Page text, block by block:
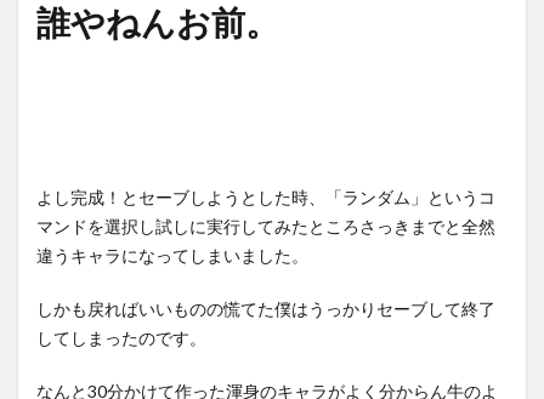
誰やねんお前。
よし完成！とセーブしようとした時、「ランダム」というコ
マンドを選択し試しに実行してみたところさっきまでと全然
違うキャラになってしまいました。
しかも戻ればいいものの慌てた僕はうっかりセーブして終了
してしまったのです。
なんと30分かけて作った渾身のキャラがよく分からん牛のよ